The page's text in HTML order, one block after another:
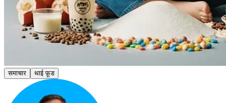
समाचार थाई फ़ूड